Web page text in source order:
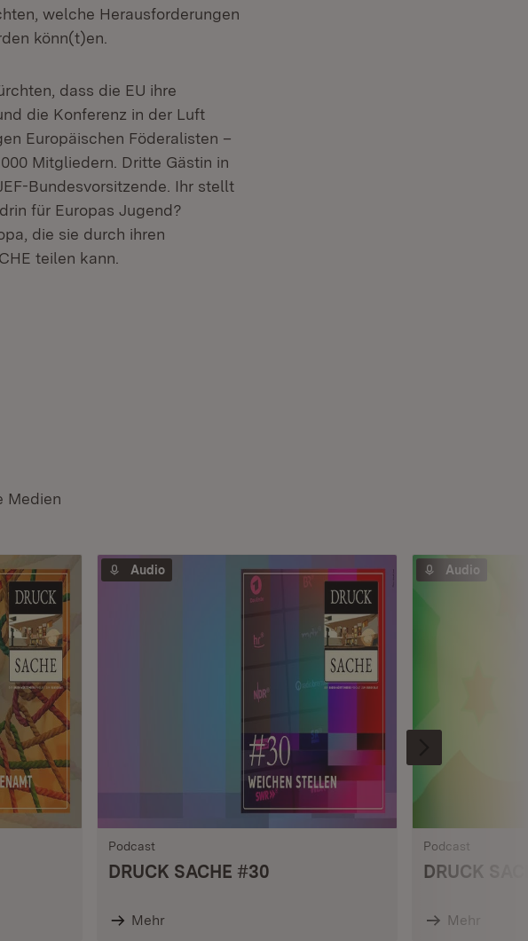
welche Herausforderungen
könn(t)en.
dass die EU ihre
die Konferenz in der Luft
Europäischen Föderalisten –
Mitgliedern. Dritte Gästin in
Bundesvorsitzende. Ihr stellt
für Europas Jugend?
die sie durch ihren
teilen kann.
Medien
Audio
Podcast
DRUCK SACHE #30
Mehr
Audio
Podcast
DRUCK
Mehr